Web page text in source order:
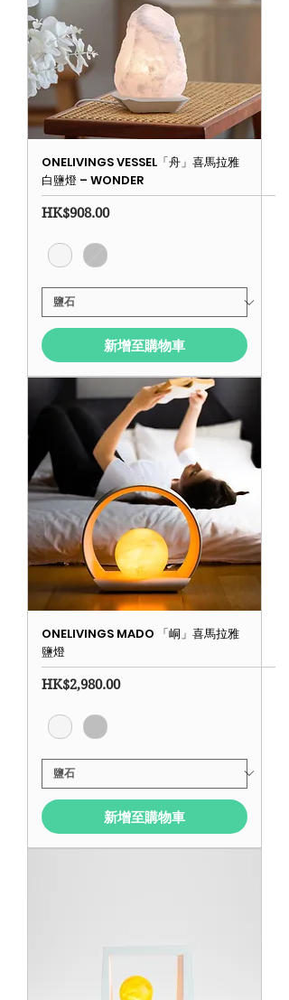
ONELIVINGS VESSEL「舟」喜馬拉雅
白鹽燈 – WONDER
價格
HK$908.00
新增至購物車
ONELIVINGS MADO 「峒」喜馬拉雅
鹽燈
價格
HK$2,980.00
新增至購物車